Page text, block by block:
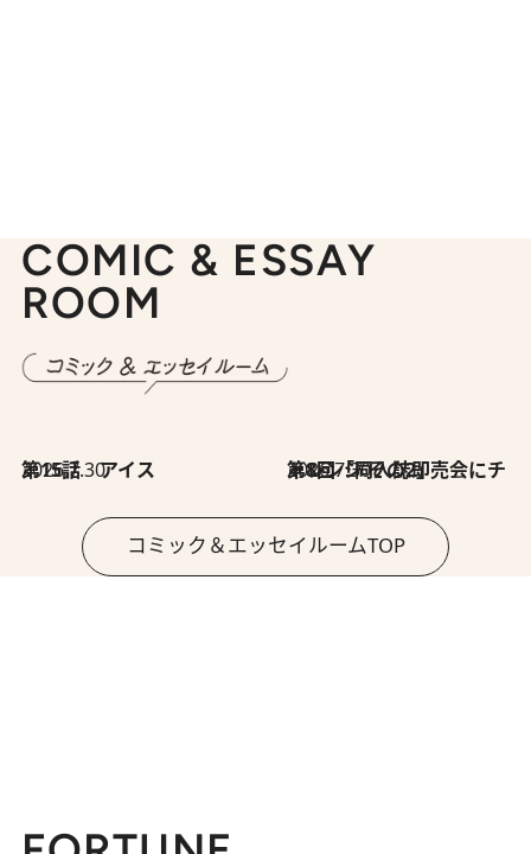
COMIC & ESSAY
ROOM
2026.7.30
第15話 アイス 2026.7.30
第8回「同人誌即売会にチャレンジ その2」
コミック＆エッセイルームTOP